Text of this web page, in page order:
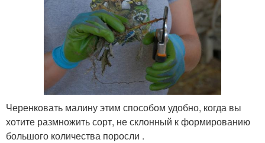
Черенковать малину этим способом удобно, когда вы
хотите размножить сорт, не склонный к формированию
большого количества поросли .